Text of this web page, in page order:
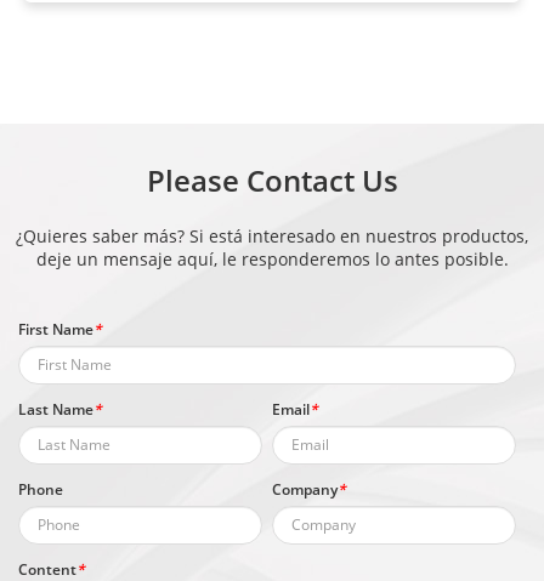
Please Contact Us
¿Quieres saber más? Si está interesado en nuestros productos,
deje un mensaje aquí, le responderemos lo antes posible.
First Name*
Last Name* Email*
Phone Company*
Content*